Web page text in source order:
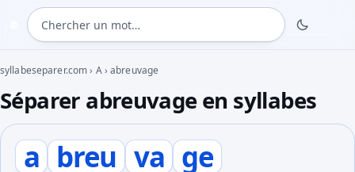
Chercher un mot
syllabeseparer.com› A›abreuvage
Séparer abreuvage en syllabes
a breu va ge